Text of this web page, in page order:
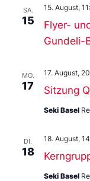
SA.
15
Flyer-
Gundeli-
15. August,
MO.
17 Sitzung
17. August,
Seki Basel
DI.
18
18. August,
Seki Basel